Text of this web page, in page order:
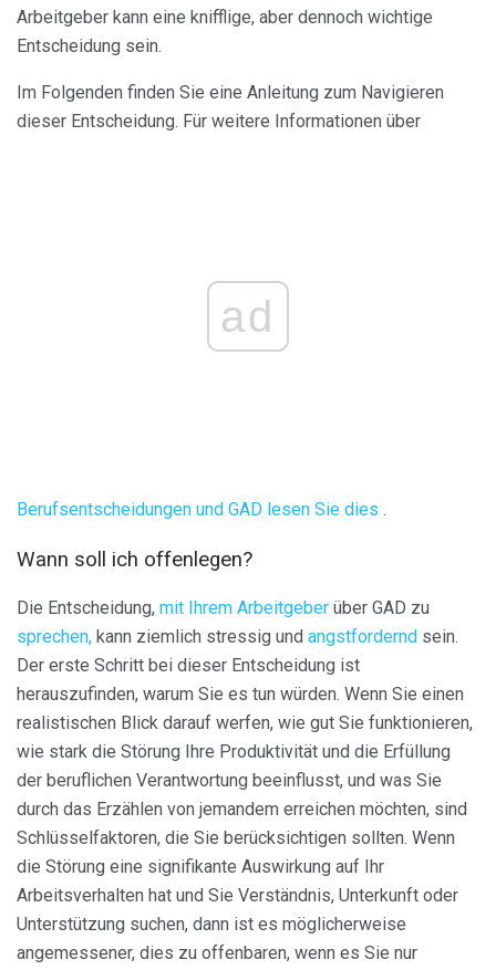
Arbeitgeber kann eine knifflige, aber dennoch wichtige
Entscheidung sein.
Im Folgenden finden Sie eine Anleitung zum Navigieren
dieser Entscheidung. Für weitere Informationen über
ad
Berufsentscheidungen und GAD lesen Sie dies .
Wann soll ich offenlegen?
Die Entscheidung, mit Ihrem Arbeitgeber über GAD zu
sprechen, kann ziemlich stressig und angstfordernd sein.
Der erste Schritt bei dieser Entscheidung ist
herauszufinden, warum Sie es tun würden. Wenn Sie einen
realistischen Blick darauf werfen, wie gut Sie funktionieren,
wie stark die Störung Ihre Produktivität und die Erfüllung
der beruflichen Verantwortung beeinflusst, und was Sie
durch das Erzählen von jemandem erreichen möchten, sind
Schlüsselfaktoren, die Sie berücksichtigen sollten. Wenn
die Störung eine signifikante Auswirkung auf Ihr
Arbeitsverhalten hat und Sie Verständnis, Unterkunft oder
Unterstützung suchen, dann ist es möglicherweise
angemessener, dies zu offenbaren, wenn es Sie nur